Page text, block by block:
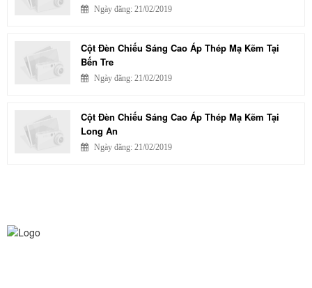
Ngày đăng: 21/02/2019
Cột Đèn Chiếu Sáng Cao Áp Thép Mạ Kẽm Tại
Bến Tre
Ngày đăng: 21/02/2019
Cột Đèn Chiếu Sáng Cao Áp Thép Mạ Kẽm Tại
Long An
Ngày đăng: 21/02/2019